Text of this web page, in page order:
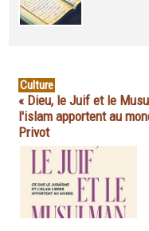
Culture
« Dieu, le Juif et le
l'islam apportent au
Privot